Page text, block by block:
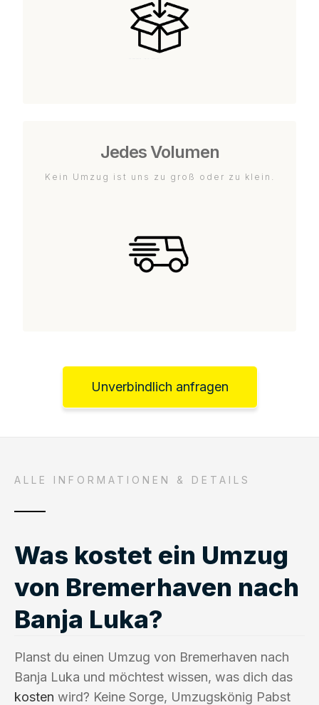
Jedes Volumen
Kein Umzug ist uns zu groß oder zu klein.
Unverbindlich anfragen
ALLE INFORMATIONEN & DETAILS
Was kostet ein Umzug
von Bremerhaven nach
Banja Luka?
Planst du einen Umzug von Bremerhaven nach
Banja Luka und möchtest wissen, was dich das
kosten wird? Keine Sorge, Umzugskönig Pabst